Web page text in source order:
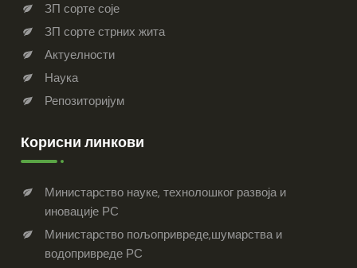
ЗП сорте соје
ЗП сорте стрних жита
Актуелности
Наука
Репозиторијум
Корисни линкови
Министарство науке, технолошког развоја и
иновације РС
Министарство пољопривреде,шумарства и
водопривреде РС